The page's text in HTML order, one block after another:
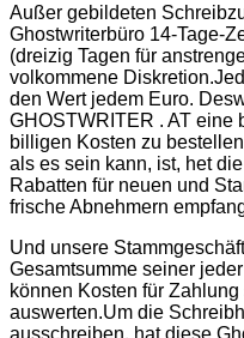
Außer gebildeten
Ghostwriterbüro 14-Tage-
(dreizig Tagen für
volkommene
den Wert jedem Euro.
GHOSTWRITER . AT eine
billigen Kosten zu
als es sein kann, ist, het
Rabatten für neuen und
frische Abnehmern
Und unsere
Gesamtsumme seiner
können Kosten für
auswerten.Um die
ausschreiben, hat diese